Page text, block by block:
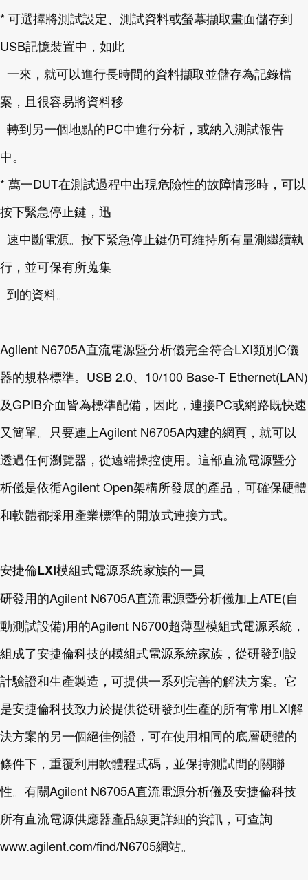
* 可選擇將測試設定、測試資料或螢幕擷取畫面儲存到
USB記憶裝置中，如此
一來，就可以進行長時間的資料擷取並儲存為記錄檔
案，且很容易將資料移
轉到另一個地點的PC中進行分析，或納入測試報告
中。
* 萬一DUT在測試過程中出現危險性的故障情形時，可以
按下緊急停止鍵，迅
速中斷電源。按下緊急停止鍵仍可維持所有量測繼續執
行，並可保有所蒐集
到的資料。
Agilent N6705A直流電源暨分析儀完全符合LXI類別C儀
器的規格標準。USB 2.0、10/100 Base-T Ethernet(LAN)
及GPIB介面皆為標準配備，因此，連接PC或網路既快速
又簡單。只要連上Agilent N6705A內建的網頁，就可以
透過任何瀏覽器，從遠端操控使用。這部直流電源暨分
析儀是依循Agilent Open架構所發展的產品，可確保硬體
和軟體都採用產業標準的開放式連接方式。
安捷倫LXI模組式電源系統家族的一員
研發用的Agilent N6705A直流電源暨分析儀加上ATE(自
動測試設備)用的Agilent N6700超薄型模組式電源系統，
組成了安捷倫科技的模組式電源系統家族，從研發到設
計驗證和生產製造，可提供一系列完善的解決方案。它
是安捷倫科技致力於提供從研發到生產的所有常用LXI解
決方案的另一個絕佳例證，可在使用相同的底層硬體的
條件下，重覆利用軟體程式碼，並保持測試間的關聯
性。有關Agilent N6705A直流電源分析儀及安捷倫科技
所有直流電源供應器產品線更詳細的資訊，可查詢
www.agilent.com/find/N6705網站。